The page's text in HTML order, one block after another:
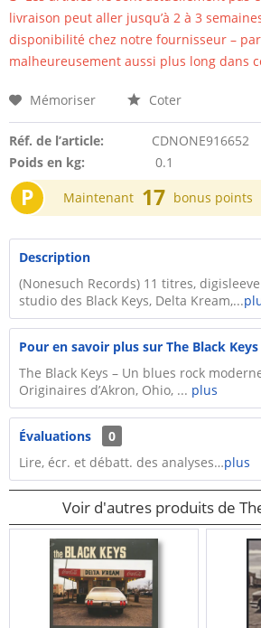
livraison peut aller jusqu’à 2 à 3
disponibilité chez notre fournisseur –
malheureusement aussi plus long dans
Mémoriser Coter
Réf. de l’article:
CDNONE916652
Poids en kg:
0.1
P Maintenant 17 bonus points
Description
(Nonesuch Records) 11 titres,
studio des Black Keys, Delta Kream,...
Pour en savoir plus sur The Black Keys
The Black Keys – Un blues rock
Originaires d’Akron, Ohio, ... plus
Évaluations
0
Lire, écr. et débatt. des analyses…plus
Voir d'autres produits de